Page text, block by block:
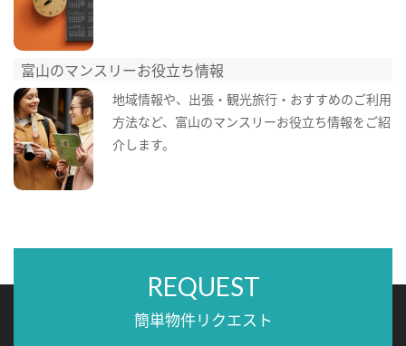
富山のマンスリーお役立ち情報
地域情報や、出張・観光旅行・おすすめのご利用
方法など、富山のマンスリーお役立ち情報をご紹
介します。
REQUEST
簡単物件リクエスト